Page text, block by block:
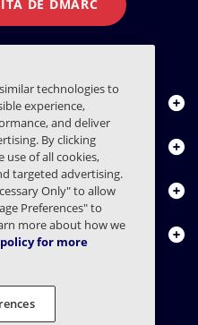
DE DMARC
technologies to
experience,
and deliver
By clicking
use of all cookies,
targeted advertising.
Only" to allow
Preferences" to
more about how we
for more